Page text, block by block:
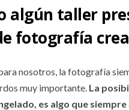
algún taller
fotografía
nosotros, la fotografía
muy importante. La
es algo que